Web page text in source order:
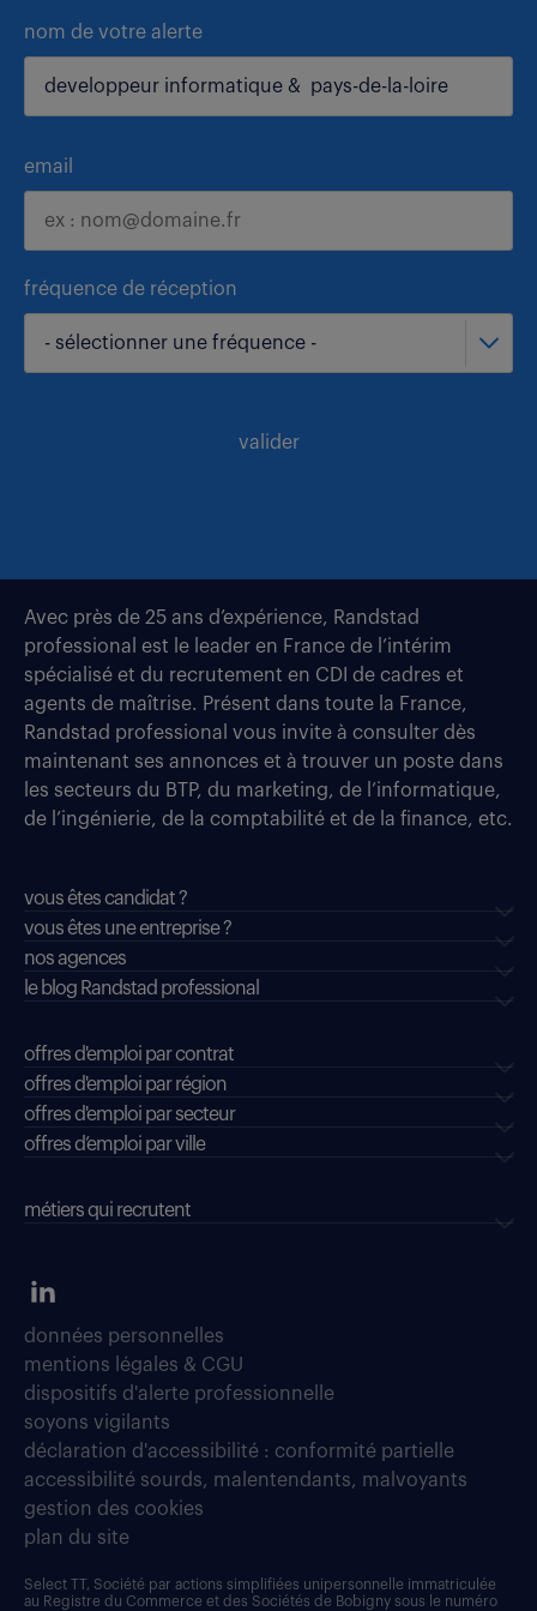
nom de votre alerte
email
fréquence de réception
- sélectionner une fréquence -
valider
Avec près de 25 ans d’expérience, Randstad
professional est le leader en France de l’intérim
spécialisé et du recrutement en CDI de cadres et
agents de maîtrise. Présent dans toute la France,
Randstad professional vous invite à consulter dès
maintenant ses annonces et à trouver un poste dans
les secteurs du BTP, du marketing, de l’informatique,
de l’ingénierie, de la comptabilité et de la finance, etc.
vous êtes candidat ?
vous êtes une entreprise ?
nos agences
le blog Randstad professional
offres d'emploi par contrat
offres d'emploi par région
offres d'emploi par secteur
offres d’emploi par ville
métiers qui recrutent
données personnelles
mentions légales & CGU
dispositifs d'alerte professionnelle
soyons vigilants
déclaration d'accessibilité : conformité partielle
accessibilité sourds, malentendants, malvoyants
gestion des cookies
plan du site
Select TT, Société par actions simplifiées unipersonnelle immatriculée
au Registre du Commerce et des Sociétés de Bobigny sous le numéro